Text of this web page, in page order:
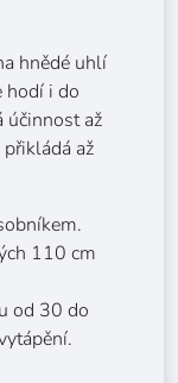
hnědé uhlí
hodí i do
účinnost až
až
110 cm
od 30 do